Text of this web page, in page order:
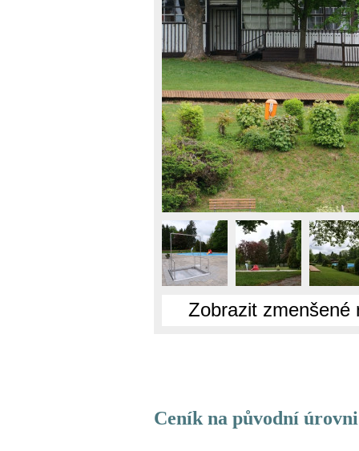
Zobrazit zmenšené
Ceník na původní úrovni